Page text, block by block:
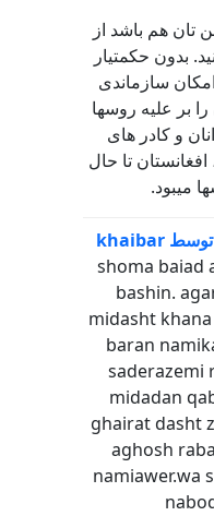
هم باشد از
بدون حکمتیار
سازماندی
بر علیه روسها
و کادر های
تا حال
میبود.
توسط khaibar
shoma baiad
bashin.
midasht
baran
saderazemi
midadan
ghairat dasht
aghosh
namiawer.wa